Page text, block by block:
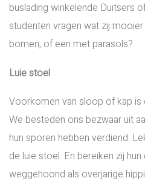
buslading winkelende Duitsers
studenten vragen wat zij
bomen, of een met parasols?
Luie stoel
Voorkomen van sloop of kap
We besteden ons bezwaar uit
hun sporen hebben verdiend.
de luie stoel. En bereiken zij
weggehoond als overjarige